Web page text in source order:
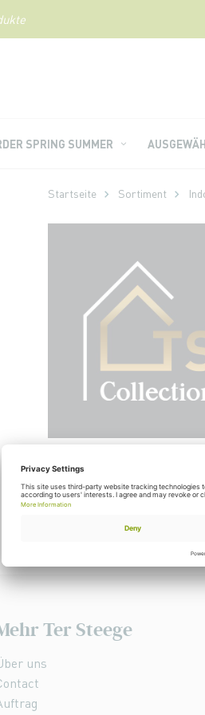
SPRING SUMMER
Startseite Sortiment
Sie benötigen ein
sehen Sie sich alle
Ter Steege
uns